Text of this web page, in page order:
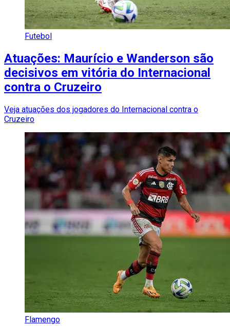
Futebol
Atuações: Maurício e Wanderson são
decisivos em vitória do Internacional
contra o Cruzeiro
Veja atuações dos jogadores do Internacional contra o
Cruzeiro
Flamengo